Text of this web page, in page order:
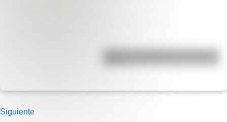
Siguiente